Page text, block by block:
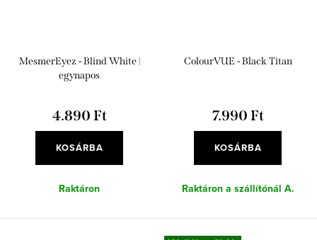
MesmerEyez - Blind White |
egynapos
4.890 Ft
KOSÁRBA
Raktáron
ColourVUE - Black Titan
7.990 Ft
KOSÁRBA
Raktáron a szállítónál A.